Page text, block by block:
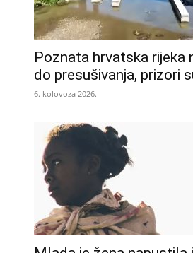
Poznata hrvatska rijeka
do presušivanja, prizori
6. kolovoza 2026.